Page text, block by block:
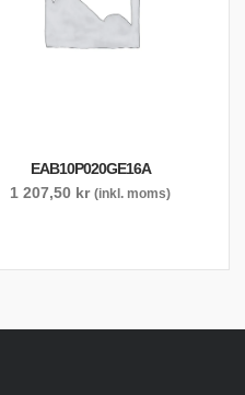
EAB10P020GE16A
1 207,50 kr (inkl. moms)